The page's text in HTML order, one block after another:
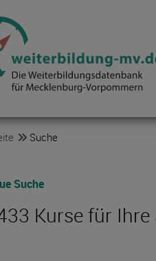
Suche
Suche
Kurse für Ihre